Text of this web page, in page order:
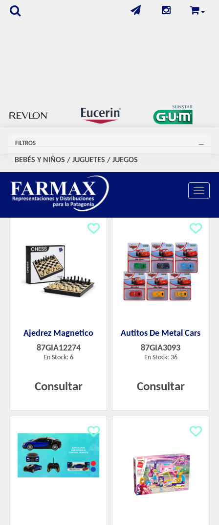
Toggle
FILTROS
BEBÉS Y NIÑOS / JUGUETES / JUEGOS
Se encontraron40 productos
Ajedrez Magnetico
87GIA12274
En Stock: 6
Consultar
Autitos De Metal Cars
87GIA3093
En Stock: 36
Consultar